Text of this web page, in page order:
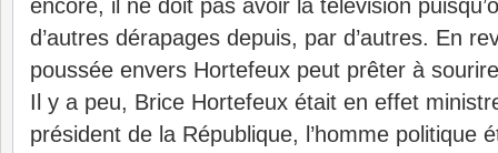
encore, il ne doit pas avoir la télévision
d’autres dérapages depuis, par d’autres. En
poussée envers Hortefeux peut prêter à
Il y a peu, Brice Hortefeux était en effet
président de la République, l’homme politique